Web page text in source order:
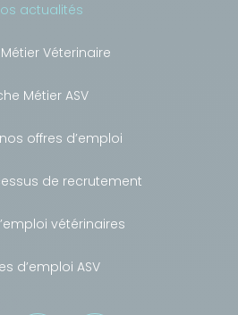
actualités
Véterinaire
Métier ASV
offres d’emploi
de recrutement
vétérinaires
d’emploi ASV